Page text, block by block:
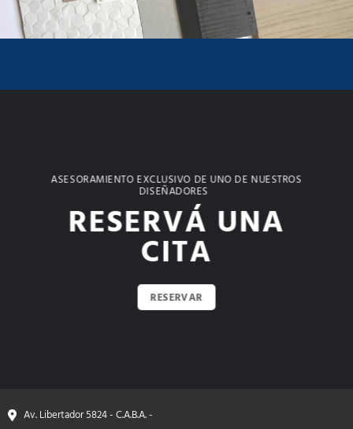
ASESORAMIENTO EXCLUSIVO DE UNO DE NUESTROS
DISEÑADORES
RESERVÁ UNA
CITA
RESERVAR
Av. Libertador 5824 - C.A.B.A. -